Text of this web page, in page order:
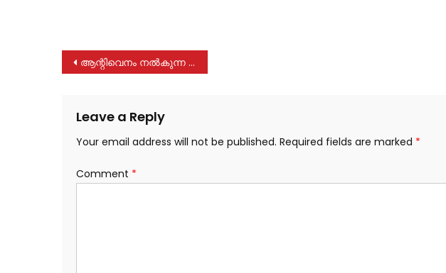
Post
ആന്റിവെനം നല്‍കുന്ന ആശുപത്രികളുടെ പേരുകള്‍ പ്രസിദ്ധീകരിക്കണം; മന്ത്രി വീണാ ജോര്‍ജ്
Leave a Reply
Your email address will not be published. Required fields are marked *
Comment *